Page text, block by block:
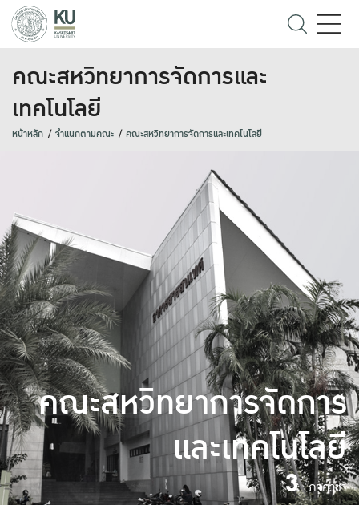
คณะสหวิทยาการจัดการและ
เทคโนโลยี
หน้าหลัก จำแนกตามคณะ คณะสหวิทยาการจัดการและเทคโนโลยี
คณะสหวิทยาการจัดการ
และเทคโนโลยี
3 ภาควิชา